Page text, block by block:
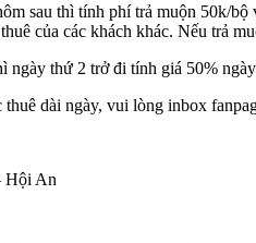
sau thì tính phí trả muộn 50k/
của các khách khác. Nếu trả
ngày thứ 2 trở đi tính giá 50%
dài ngày, vui lòng inbox
Hội An